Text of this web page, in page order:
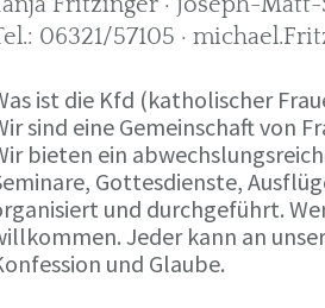
06321/57105 ·
ist die Kfd (katholischer
sind eine Gemeinschaft von
bieten ein
Gottesdienste,
und durchgeführt.
Jeder kann an
und Glaube.